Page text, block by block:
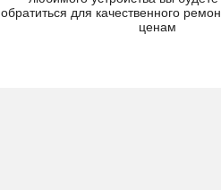
обратиться для качественного
ценам